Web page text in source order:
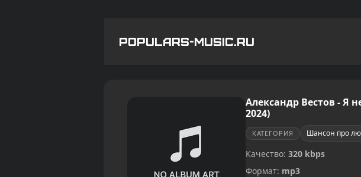
POPULARS-MUSIC.RU
Александр Вестов - Я
2024)
КАТЕГОРИЯ Шансон про
Качество: 320 kbps
Формат: mp3